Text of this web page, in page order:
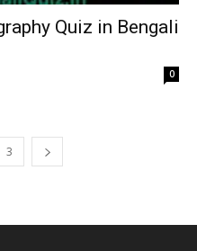
Quiz in Bengali
0
3